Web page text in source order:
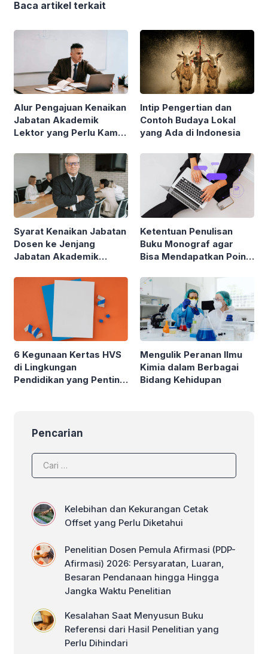
Baca artikel terkait
Alur Pengajuan Kenaikan
Jabatan Akademik
Lektor yang Perlu Kamu
Intip Pengertian dan
Contoh Budaya Lokal
yang Ada di Indonesia
Syarat Kenaikan Jabatan
Dosen ke Jenjang
Jabatan Akademik
Ketentuan Penulisan
Buku Monograf agar
Bisa Mendapatkan Poin
6 Kegunaan Kertas HVS
di Lingkungan
Pendidikan yang Penting
Mengulik Peranan Ilmu
Kimia dalam Berbagai
Bidang Kehidupan
Pencarian
Kelebihan dan Kekurangan Cetak
Offset yang Perlu Diketahui
Penelitian Dosen Pemula Afirmasi (PDP-
Afirmasi) 2026: Persyaratan, Luaran,
Besaran Pendanaan hingga Hingga
Jangka Waktu Penelitian
Kesalahan Saat Menyusun Buku
Referensi dari Hasil Penelitian yang
Perlu Dihindari